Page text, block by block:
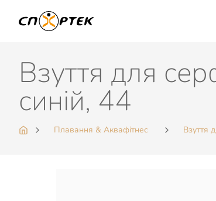
Взуття для
синій, 44
Плавання & Аквафітнес Взуття